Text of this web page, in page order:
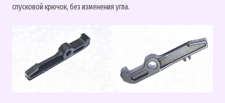
спусковой крючок, без изменения угла.